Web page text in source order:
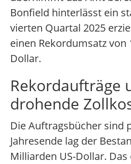
Bonfield hinterlässt ein
vierten Quartal 2025
einen Rekordumsatz von
Dollar.
Rekordaufträge
drohende
Die Auftragsbücher sind
Jahresende lag der
Milliarden US-Dollar.